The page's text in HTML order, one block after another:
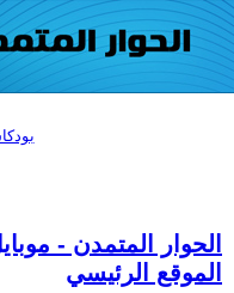
الحوار المتمدن -
الموقع الرئيسي